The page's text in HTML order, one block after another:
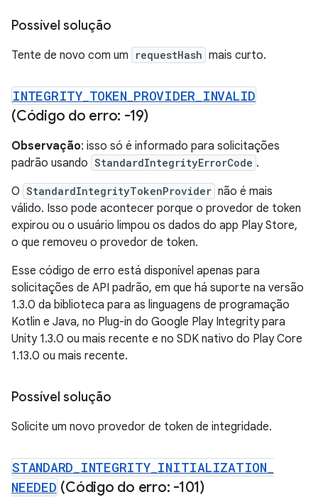
Possível solução
Tente de novo com um requestHash mais curto.
INTEGRITY_ TOKEN PROVIDER INVALID
(Código do erro: -19)
Observação: isso só é informado para solicitações
padrão usando StandardIntegrityErrorCode .
O StandardIntegrityTokenProvider não é mais
válido. Isso pode acontecer porque o provedor de token
expirou ou o usuário limpou os dados do app Play Store,
o que removeu o provedor de token.
Esse código de erro está disponível apenas para
solicitações de API padrão, em que há suporte na versão
1.3.0 da biblioteca para as linguagens de programação
Kotlin e Java, no Plug-in do Google Play Integrity para
Unity 1.3.0 ou mais recente e no SDK nativo do Play Core
1.13.0 ou mais recente.
Possível solução
Solicite um novo provedor de token de integridade.
STANDARD INTEGRITY_ INITIALIZATION
NEEDED (Código do erro: -101)